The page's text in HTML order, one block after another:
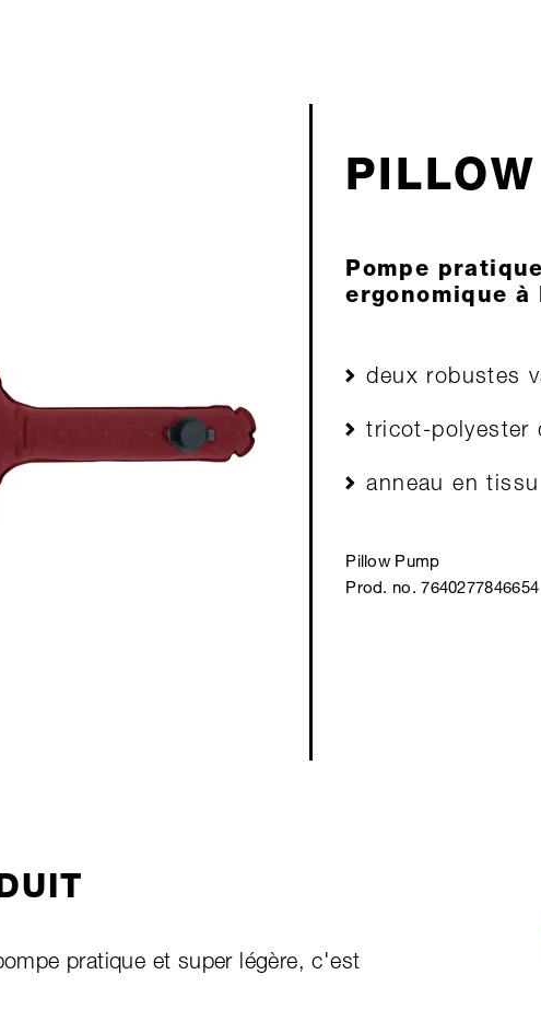
Pompe
ergonomique à
deux robustes
tricot-polyester
anneau en
Pillow Pump
Prod. no. 7640277846654
pratique et super légère, c'est